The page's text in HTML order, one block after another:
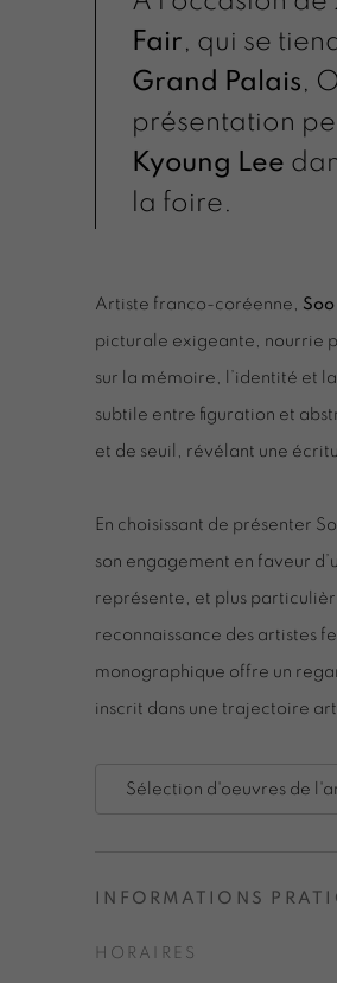
Fair , qui se
Grand Palais ,
présentation
Kyoung Lee
la foire.
Artiste franco-coréenne,
picturale exigeante, nourrie
sur la mémoire, l’identité et
subtile entre figuration et
et de seuil, révélant une
En choisissant de présenter
son engagement en faveur
représente, et plus
reconnaissance des artistes
monographique offre un
inscrit dans une trajectoire
Sélection d'oeuvres de
INFORMATIONS
HORAIRES